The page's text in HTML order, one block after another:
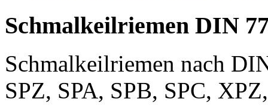
Schmalkeilriemen DIN
Schmalkeilriemen nach
SPZ, SPA, SPB, SPC,